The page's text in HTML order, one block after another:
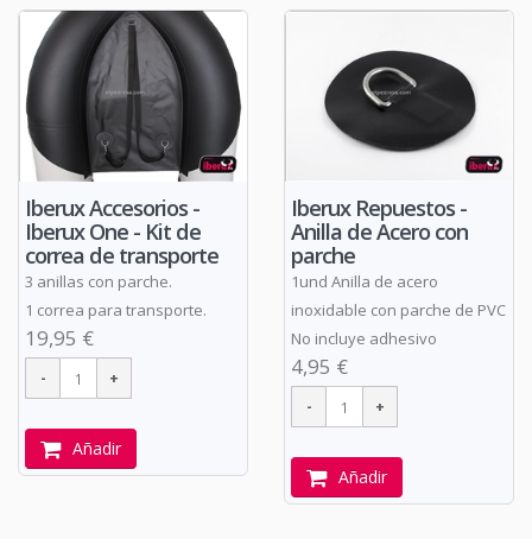
Iberux Accesorios -
Iberux One - Kit de
correa de transporte
3 anillas con parche.
1 correa para transporte.
19,95 €
Añadir
Iberux Repuestos -
Anilla de Acero con
parche
1und Anilla de acero
inoxidable con parche de PVC
No incluye adhesivo
4,95 €
Añadir